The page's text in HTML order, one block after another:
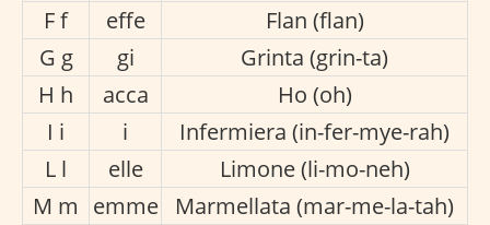
F f
effe
Flan (flan)
G g
gi
Grinta (grin-ta)
H h
acca
Ho (oh)
I i
i
Infermiera (in-fer-mye-rah)
L l
elle
Limone (li-mo-neh)
M m emme
Marmellata (mar-me-la-tah)